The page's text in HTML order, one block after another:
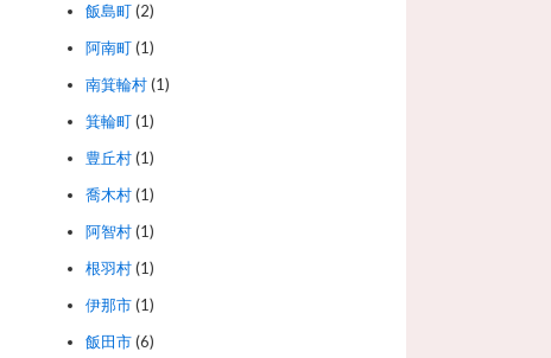
飯島町(2)
阿南町(1)
南箕輪村(1)
箕輪町(1)
豊丘村(1)
喬木村(1)
阿智村(1)
根羽村(1)
伊那市(1)
飯田市(6)